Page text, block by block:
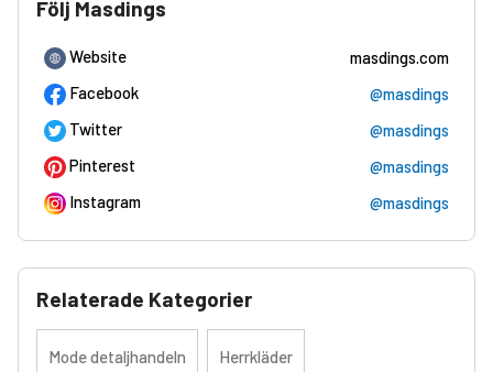
Följ Masdings
Website
masdings.com
Facebook
@masdings
Twitter
@masdings
Pinterest
@masdings
Instagram
@masdings
Relaterade Kategorier
Mode detaljhandeln Herrkläder